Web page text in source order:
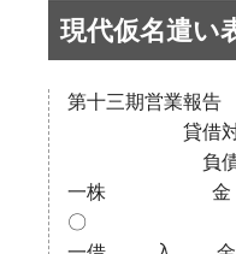
現代仮名遣い
第十三期営業報告
貸借対
負債の
一株 金 四
〇